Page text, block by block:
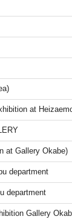
at
at Gallery Okabe)
department
department
Gallery